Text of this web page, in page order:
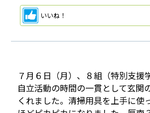
いいね！
７月６日（月）、８組（特別支援
自立活動の時間の一貫として玄関
くれました。清掃用具を上手に使